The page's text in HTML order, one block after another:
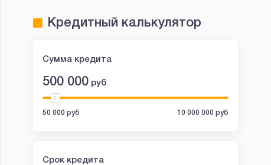
Кредитный калькулятор
Сумма кредита
500 000 руб
50 000 руб 10 000 000 руб
Срок кредита